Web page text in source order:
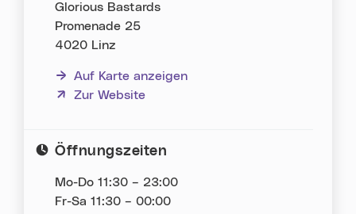
Glorious Bastards
Promenade 25
4020 Linz
Auf Karte anzeigen
Zur Website
(neues Fenster)
Öffnungszeiten
Mo-Do 11:30 – 23:00
Fr-Sa 11:30 – 00:00